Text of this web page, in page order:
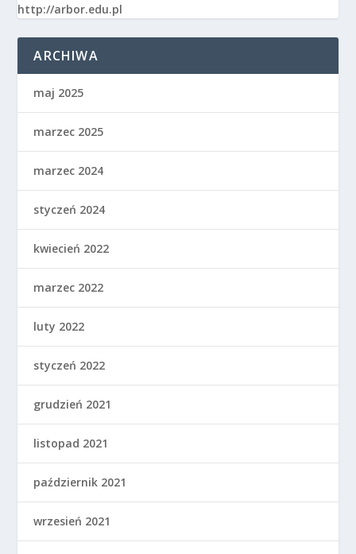
http://arbor.edu.pl
ARCHIWA
maj 2025
marzec 2025
marzec 2024
styczeń 2024
kwiecień 2022
marzec 2022
luty 2022
styczeń 2022
grudzień 2021
listopad 2021
październik 2021
wrzesień 2021